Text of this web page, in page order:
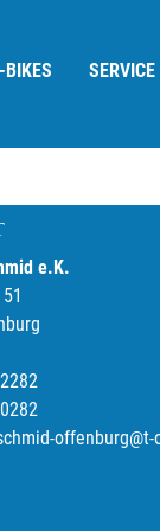
BIKES SERVICE
e.K.
offenburg@t-